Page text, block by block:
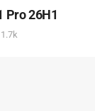
Pro 26H1
1.7k